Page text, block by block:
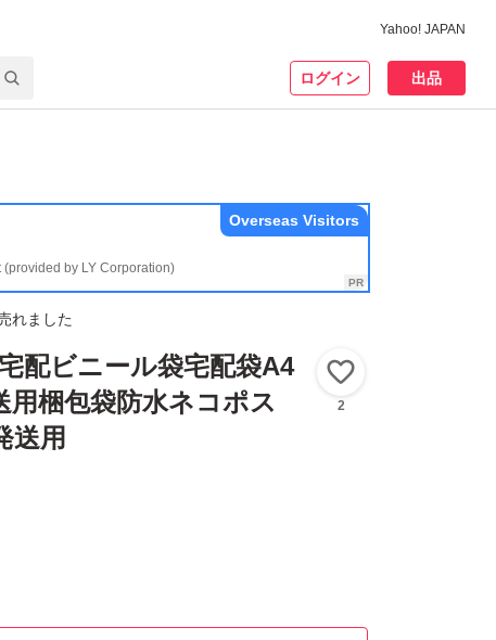
Yahoo! JAPAN
ログイン 出品
by LY Corporation)
Overseas Visitors
れました
配ビニール袋宅配袋A4
用梱包袋防水ネコポス
送用
2